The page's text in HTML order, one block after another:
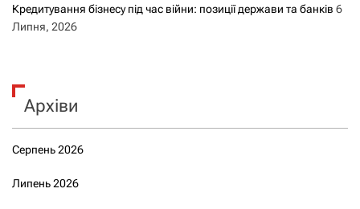
Кредитування бізнесу під час війни: позиції держави та банків 6
Липня, 2026
Архіви
Серпень 2026
Липень 2026